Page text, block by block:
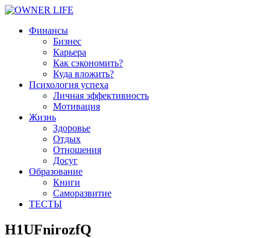
Финансы
Бизнес
Карьера
Как сэкономить?
Куда вложить?
Психология успеха
Личная эффективность
Мотивация
Жизнь
Здоровье
Отдых
Отношения
Досуг
Образование
Книги
Саморазвитие
ТЕСТЫ
H1UFnirozfQ